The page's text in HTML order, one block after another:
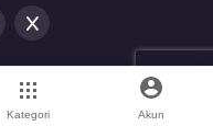
One
Kategori Akun
Direktori Account